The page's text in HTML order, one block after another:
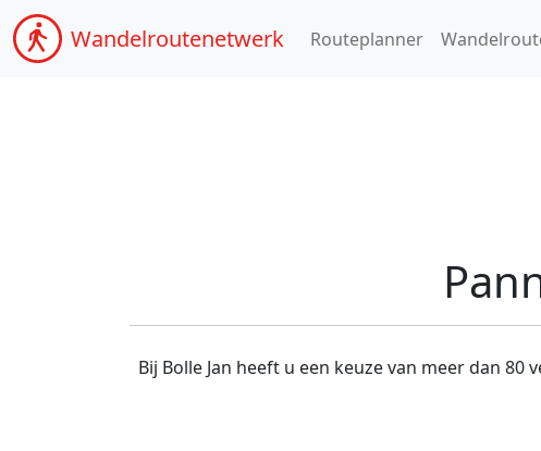
Wandelroutenetwerk Routeplanner
Bij Bolle Jan heeft u een keuze van meer dan